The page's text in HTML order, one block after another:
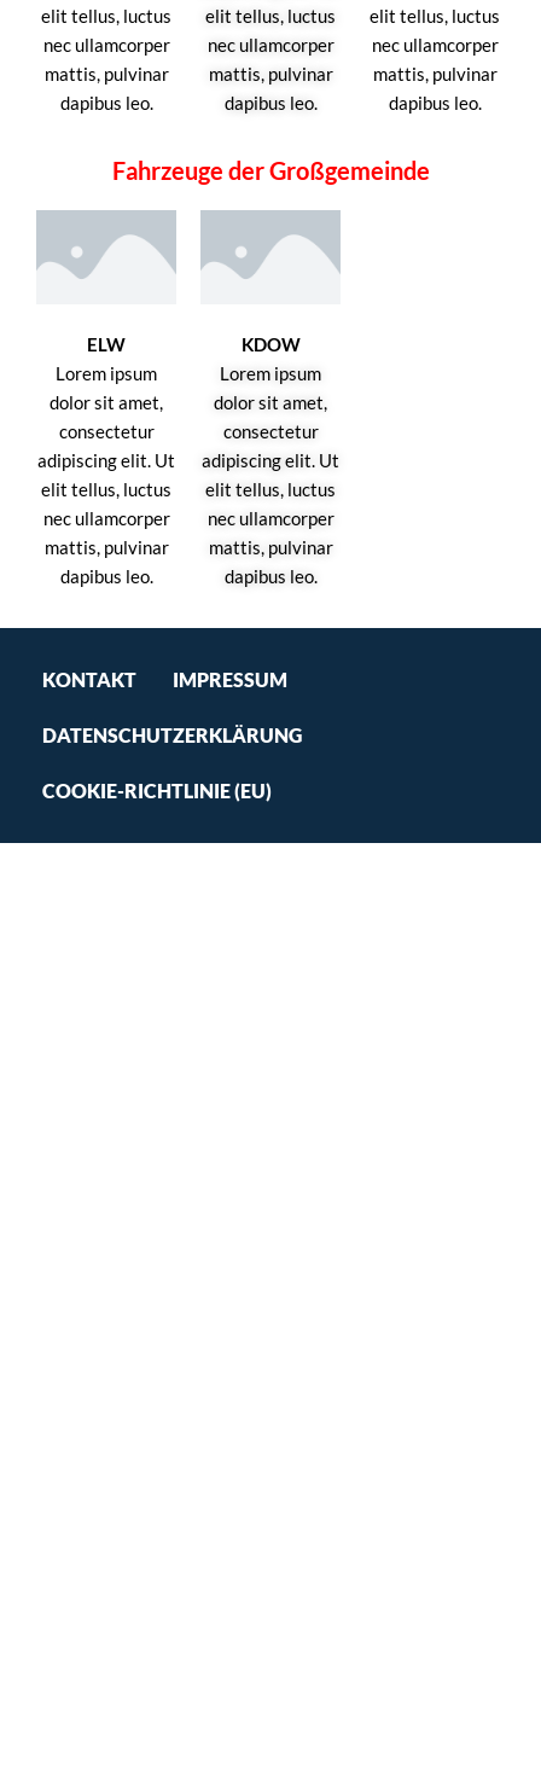
elit tellus, luctus
nec ullamcorper
mattis, pulvinar
dapibus leo.
elit tellus, luctus
nec ullamcorper
mattis, pulvinar
dapibus leo.
elit tellus, luctus
nec ullamcorper
mattis, pulvinar
dapibus leo.
Fahrzeuge der Großgemeinde
ELW
Lorem ipsum
dolor sit amet,
consectetur
adipiscing elit. Ut
elit tellus, luctus
nec ullamcorper
mattis, pulvinar
dapibus leo.
KDOW
Lorem ipsum
dolor sit amet,
consectetur
adipiscing elit. Ut
elit tellus, luctus
nec ullamcorper
mattis, pulvinar
dapibus leo.
KONTAKT IMPRESSUM
DATENSCHUTZERKLÄRUNG
COOKIE-RICHTLINIE (EU)